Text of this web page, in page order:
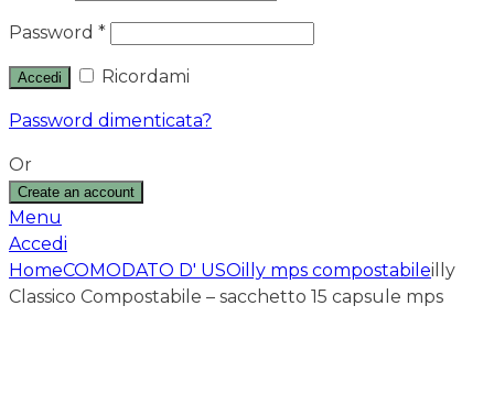
Password *
Accedi Ricordami
Password dimenticata?
Or
Create an account
Menu
Accedi
HomeCOMODATO D' USOilly mps compostabileilly
Classico Compostabile – sacchetto 15 capsule mps